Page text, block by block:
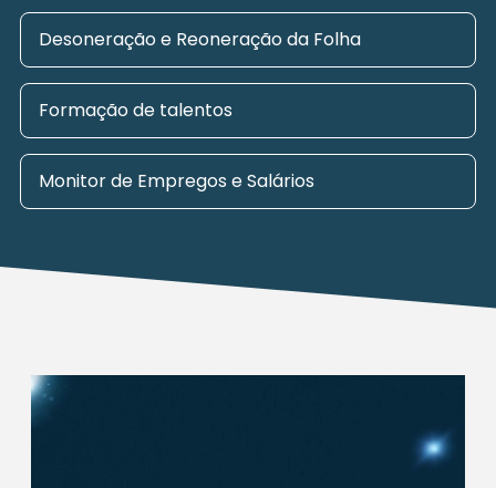
Desoneração e Reoneração da Folha
Formação de talentos
Monitor de Empregos e Salários